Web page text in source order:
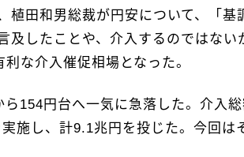
田和男総裁が円安について、「
したことや、介入するのではな
な介入催促相場となった。
154円台へ一気に急落した。介入
施し、計9.1兆円を投じた。今回は